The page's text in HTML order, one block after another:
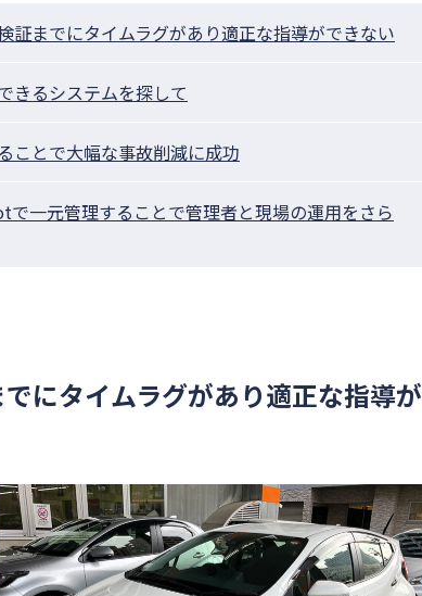
証までにタイムラグがあり適正な指導ができない
きるシステムを探して
ことで大幅な事故削減に成功
で一元管理することで管理者と現場の運用をさら
にタイムラグがあり適正な指導が